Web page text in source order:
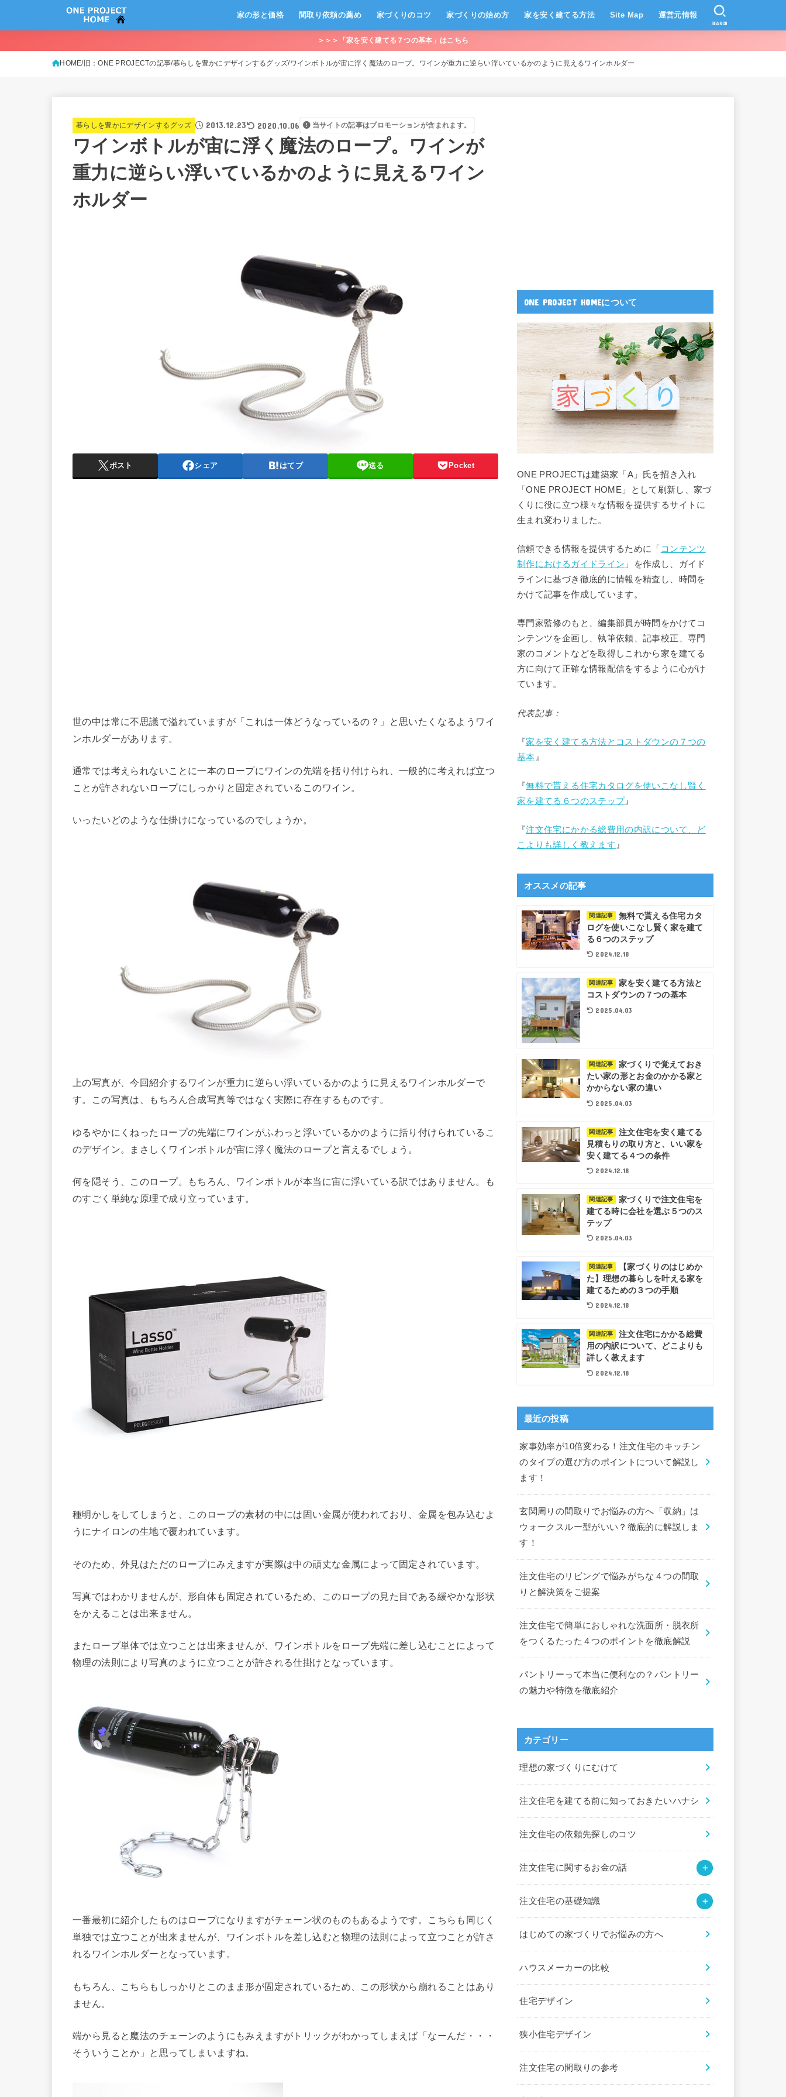
家の形と価格 間取り依頼の薦め 家づくりのコツ 家づくりの始め方 家を安く建てる方法 Site Map 運営元情報
SEARCH
＞＞＞「家を安く建てる７つの基本」はこちら
HOME 旧：ONE PROJECTの記事 暮らしを豊かにデザインするグッズ ワインボトルが宙に浮く魔法のロープ。ワインが重力に逆らい浮いているかのように見えるワインホルダー
暮らしを豊かにデザインするグッズ 2013.12.23 2020.10.06 当サイトの記事はプロモーションが含まれます。
ワインボトルが宙に浮く魔法のロープ。ワインが
重力に逆らい浮いているかのように見えるワイン
ホルダー
ポスト シェア はてブ 送る Pocket
世の中は常に不思議で溢れていますが「これは一体どうなっているの？」と思いたくなるようワイ
ンホルダーがあります。
通常では考えられないことに一本のロープにワインの先端を括り付けられ、一般的に考えれば立つ
ことが許されないロープにしっかりと固定されているこのワイン。
いったいどのような仕掛けになっているのでしょうか。
上の写真が、今回紹介するワインが重力に逆らい浮いているかのように見えるワインホルダーで
す。この写真は、もちろん合成写真等ではなく実際に存在するものです。
ゆるやかにくねったロープの先端にワインがふわっと浮いているかのように括り付けられているこ
のデザイン。まさしくワインボトルが宙に浮く魔法のロープと言えるでしょう。
何を隠そう、このロープ。もちろん、ワインボトルが本当に宙に浮いている訳ではありません。も
のすごく単純な原理で成り立っています。
種明かしをしてしまうと、このロープの素材の中には固い金属が使われており、金属を包み込むよ
うにナイロンの生地で覆われています。
そのため、外見はただのロープにみえますが実際は中の頑丈な金属によって固定されています。
写真ではわかりませんが、形自体も固定されているため、このロープの見た目である緩やかな形状
をかえることは出来ません。
またロープ単体では立つことは出来ませんが、ワインボトルをロープ先端に差し込むことによって
物理の法則により写真のように立つことが許される仕掛けとなっています。
一番最初に紹介したものはロープになりますがチェーン状のものもあるようです。こちらも同じく
単独では立つことが出来ませんが、ワインボトルを差し込むと物理の法則によって立つことが許さ
れるワインホルダーとなっています。
もちろん、こちらもしっかりとこのまま形が固定されているため、この形状から崩れることはあり
ません。
端から見ると魔法のチェーンのようにもみえますがトリックがわかってしまえば「なーんだ・・・
そういうことか」と思ってしまいますね。
ONE PROJECT HOMEについて
ONE PROJECTは建築家「A」氏を招き入れ
「ONE PROJECT HOME」として刷新し、家づ
くりに役に立つ様々な情報を提供するサイトに
生まれ変わりました。
信頼できる情報を提供するために「 コンテンツ
制作におけるガイドライン 」を作成し、ガイド
ラインに基づき徹底的に情報を精査し、時間を
かけて記事を作成しています。
専門家監修のもと、編集部員が時間をかけてコ
ンテンツを企画し、執筆依頼、記事校正、専門
家のコメントなどを取得しこれから家を建てる
方に向けて正確な情報配信をするように心がけ
ています。
代表記事：
『家を安く建てる方法とコストダウンの７つの
基本 』
『無料で貰える住宅カタログを使いこなし賢く
家を建てる６つのステップ』
『注文住宅にかかる総費用の内訳について、ど
こよりも詳しく教えます 』
オススメの記事
関連記事
無料で貰える住宅カタ
ログを使いこなし賢く家を建て
る６つのステップ
2024.12.18
関連記事
家を安く建てる方法と
コストダウンの７つの基本
2025.04.03
関連記事
家づくりで覚えておき
たい家の形とお金のかかる家と
かからない家の違い
2025.04.03
関連記事
注文住宅を安く建てる
見積もりの取り方と、いい家を
安く建てる４つの条件
2024.12.18
関連記事
家づくりで注文住宅を
建てる時に会社を選ぶ５つのス
テップ
2025.04.03
関連記事
【家づくりのはじめか
た】理想の暮らしを叶える家を
建てるための３つの手順
2024.12.18
関連記事
注文住宅にかかる総費
用の内訳について、どこよりも
詳しく教えます
2024.12.18
最近の投稿
家事効率が10倍変わる！注文住宅のキッチン
のタイプの選び方のポイントについて解説し
ます！
玄関周りの間取りでお悩みの方へ「収納」は
ウォークスルー型がいい？徹底的に解説しま
す！
注文住宅のリビングで悩みがちな４つの間取
りと解決策をご提案
注文住宅で簡単におしゃれな洗面所・脱衣所
をつくるたった４つのポイントを徹底解説
パントリーって本当に便利なの？パントリー
の魅力や特徴を徹底紹介
カテゴリー
理想の家づくりにむけて
注文住宅を建てる前に知っておきたいハナシ
注文住宅の依頼先探しのコツ
注文住宅に関するお金の話
注文住宅の基礎知識
はじめての家づくりでお悩みの方へ
ハウスメーカーの比較
住宅デザイン
狭小住宅デザイン
注文住宅の間取りの参考